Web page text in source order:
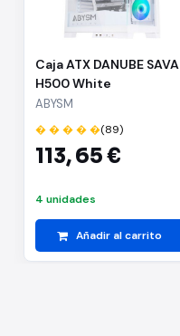
Caja ATX DANUBE SAVA
H500 White
ABYSM
� � � � �(89)
113,65 €
4 unidades
Añadir al carrito